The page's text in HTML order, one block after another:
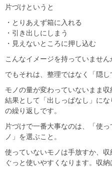
片づけというと
・とりあえず箱に入れる
・引き出しにしまう
・見えないところに押し込む
こんなイメージを持っていません
でもそれは、整理ではなく「隠し
モノの量が変わっていないまま収
結果として「出しっぱなし」に
の繰り返しです。
片づけで一番大事なのは、「使
ノ」を選ぶこと。
使っていないモノは手放すか、
ぐっと使いやすくなります。収